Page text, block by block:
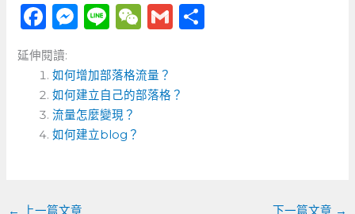
F
a
c
e
b
o
M
ss
e
n
g
Li
e
W
C
h
G
l
延伸閱讀:
如何增加部落格流量？
如何建立自己的部落格？
流量怎麼變現？
如何建立blog？
← 上一篇文章 下一篇文章 →